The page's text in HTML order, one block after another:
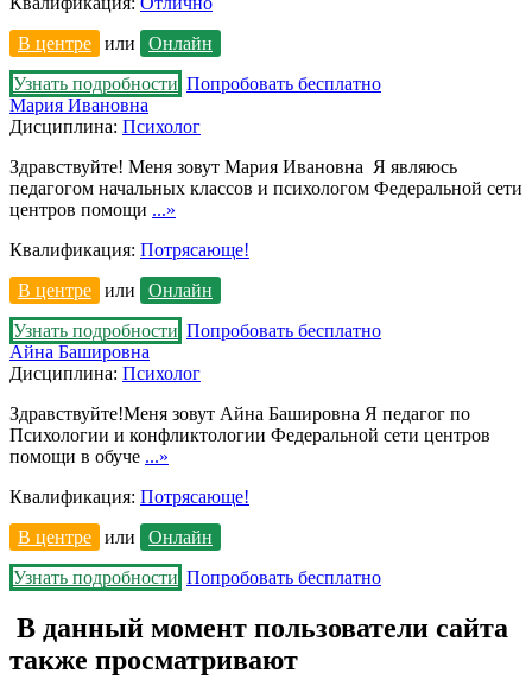
В центре
или
Онлайн
Узнать подробности Попробовать бесплатно
Мария Ивановна
Дисциплина: Психолог
Здравствуйте! Меня зовут Мария Ивановна Я являюсь
педагогом начальных классов и психологом Федеральной сети
центров помощи ...»
Квалификация: Потрясающе!
В центре
или
Онлайн
Узнать подробности Попробовать бесплатно
Айна Башировна
Дисциплина: Психолог
Здравствуйте!Меня зовут Айна Башировна Я педагог по
Психологии и конфликтологии Федеральной сети центров
помощи в обуче ...»
Квалификация: Потрясающе!
В центре
или
Онлайн
Узнать подробности Попробовать бесплатно
В данный момент пользователи сайта
также просматривают